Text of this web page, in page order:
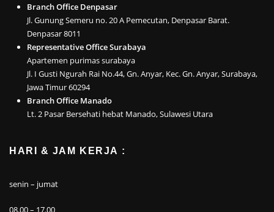
Branch Office Denpasar
Jl. Gunung Semeru no. 20 A Pemecutan, Denpasar Barat.
Denpasar 8011
Representative Office Surabaya
Apartemen purimas surabaya
Jl. I Gusti Ngurah Rai No.44, Gn. Anyar, Kec. Gn. Anyar, Surabaya,
Jawa Timur 60294
Branch Office Manado
Lt. 2 Pasar Bersehati hebat Manado, Sulawesi Utara
HARI & JAM KERJA :
senin – jumat
08.00 – 17.00